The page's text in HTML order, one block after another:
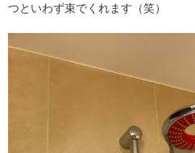
つといわず束でくれます（笑）